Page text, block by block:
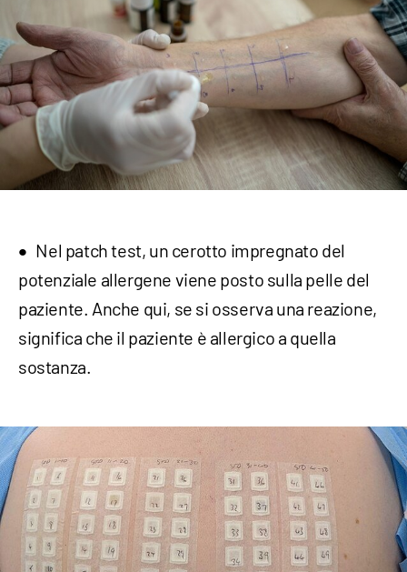
Nel patch test, un cerotto impregnato del
potenziale allergene viene posto sulla pelle del
paziente. Anche qui, se si osserva una reazione,
significa che il paziente è allergico a quella
sostanza.